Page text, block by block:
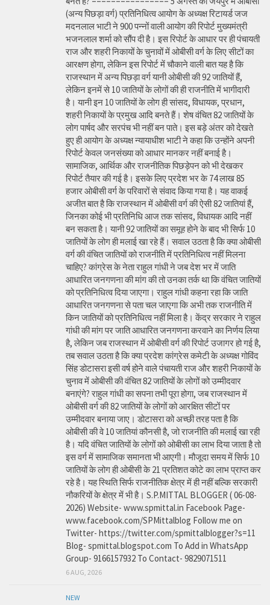
(अन्य पिछड़ा वर्ग) प्रतिनिधित्व आयोग के अध्यक्ष रिटायर्ड जज
मदनलाल भाटी ने 900 पन्नों वाली आयोग की रिपोर्ट मुख्यमंत्री
भजनलाल शर्मा को सौंप दी है। इस रिपोर्ट के आधार पर ही पंचायती
राज और शहरी निकायों के चुनावों में ओबीसी वर्ग के लिए सीटों का
आरक्षण होगा, लेकिन इस रिपोर्ट में चौकाने वाली बात यह है कि
राजस्थान में अन्य पिछड़ा वर्ग यानी ओबीसी की 92 जातियों हैं,
लेकिन इनमें से 10 जातियों के लोगों की ही राजनीति में भागीदारी
है। यानी इन 10 जातियों के लोग ही सांसद, विधायक, प्रधान,
शहरी निकायों के प्रमुख आदि बनते हैं। शेष वंचित 82 जातियों के
लोग पार्षद और सरपंच भी नहीं बन पाते। इस बड़े अंतर को देखते
हुए ही आयोग के अध्यक्ष न्यायाधीश भाटी ने कहा कि उन्होंने अपनी
रिपोर्ट केवल जनसंख्या को आधार मानकर नहीं बनाई है।
सामाजिक, आर्थिक और राजनीतिक पिछड़ेपन को भी देखकर
रिपोर्ट तैयार की गई है। इसके लिए प्रदेश भर के 74 लाख 85
हजार ओबीसी वर्ग के परिवारों से संवाद किया गया है। यह वाकई
अजीत बात है कि राजस्थान में ओबीसी वर्ग की ऐसी 82 जातियां हैं,
जिनका कोई भी प्रतिनिधि आज तक सांसद, विधायक आदि नहीं
बन सकता है। यानी 92 जातियों का समूह होने के बाद भी सिर्फ 10
जातियों के लोग ही मलाई खा रहे हैं। सवाल उठता है कि क्या ओबीसी
वर्ग की वंचित जातियों को राजनीति में प्रतिनिधित्व नहीं मिलना
चाहिए? कांग्रेस के नेता राहुल गांधी ने जब देश भर में जाति
आधारित जनगणना की मांग की तो उनका तर्क था कि वंचित जातियों
को प्रतिनिधित्व दिया जाएगा। राहुल गांधी कहना रहा कि जाति
आधारित जनगणना से पता चल जाएगा कि अभी तक राजनीति में
किन जातियों को प्रतिनिधित्व नहीं मिला है। केंद्र सरकार ने राहुल
गांधी की मांग पर जाति आधारित जनगणना करवाने का निर्णय लिया
है, लेकिन जब राजस्थान में ओबीसी वर्ग की रिपोर्ट उजागर हो गई है,
तब सवाल उठता है कि क्या प्रदेश कांग्रेस कमेटी के अध्यक्ष गोविंद
सिंह डोटासरा इसी वर्ष होने वाले पंचायती राज और शहरी निकायों के
चुनाव में ओबीसी की वंचित 82 जातियों के लोगों को उम्मीदवार
बनाएंगे? राहुल गांधी का सपना तभी पूरा होगा, जब राजस्थान में
ओबीसी वर्ग की 82 जातियों के लोगों को आरक्षित सीटों पर
उम्मीदवार बनाया जाए। डोटासरा को अच्छी तरह पता है कि
ओबीसी की वे 10 जातियां कौनसी है, जो राजनीति की मलाई खा रही
है। यदि वंचित जातियों के लोगों को ओबीसी का लाभ दिया जाता है तो
इस वर्ग में सामाजिक समानता भी आएगी। मौजूदा समय में सिर्फ 10
जातियों के लोग ही ओबीसी के 21 प्रतिशत कोटे का लाभ प्राप्त कर
रहे है। यह स्थिति सिर्फ राजनीतिक क्षेत्र में ही नहीं बल्कि सरकारी
नौकरियों के क्षेत्र में भी है। S.P.MITTAL BLOGGER ( 06-08-
2026) Website- www.spmittal.in Facebook Page-
www.facebook.com/SPMittalblog Follow me on
Twitter- https://twitter.com/spmittalblogger?s=11
Blog- spmittal.blogspot.com To Add in WhatsApp
Group- 9166157932 To Contact- 9829071511
6 AUG, 2026
NEW